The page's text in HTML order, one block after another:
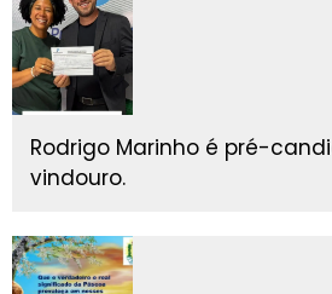
Rodrigo Marinho é pré-
vindouro.